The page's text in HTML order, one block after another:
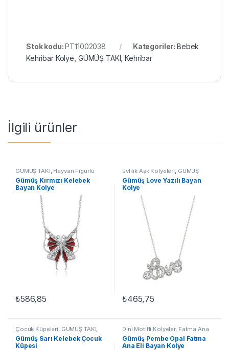
Stok kodu:PT11002038 Kategoriler: Bebek
Kehribar Kolye GÜMÜŞ TAKI ,Kehribar
İlgili ürünler
GÜMÜŞ TAKI, Hayvan Figürlü
Kolyeler ,Kadın Kolyeleri
Kelebek Kolyeler,Kolye
Gümüş Kırmızı Kelebek
Bayan Kolye
₺586,85
Evlilik Aşk Kolyeleri, GÜMÜŞ
TAKI Kadın Kolyeleri ,Kolye
Taşlı Kolyeler
Gümüş Love Yazılı Bayan
Kolye
₺465,75
Çocuk Küpeleri GÜMÜŞ TAKI
Küpe
Gümüş Sarı Kelebek Çocuk
Küpesi
Dini Motifli Kolyeler, Fatma Ana
Eli Kolyeler GÜMÜŞ TAKI
Kolyeleri ,Kolye
Gümüş Pembe Opal Fatma
Ana Eli Bayan Kolye